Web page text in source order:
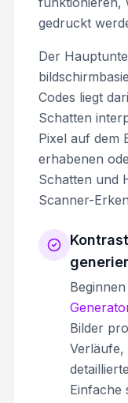
gedruckt
Der
Codes liegt
Schatten
Pixel auf dem
erhabenen
Schatten und
Scanner-
Bilder
Verläufe,
Einfache